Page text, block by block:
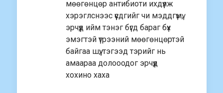
мөөгөнцөр антибиоти ихдүүлж
хэрэглснээс үүсдгийг чи мэддгүмү,
эрчүүд ийм тэнэг бүгд бараг бүх
эмэгтэй үтрээний мөөгөнцөртэй
байгаа шүү, тэгээд тэрийг нь
амаараа долооодог эрчүүд
хохино хаха